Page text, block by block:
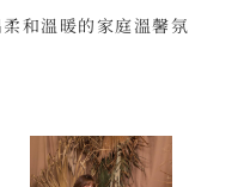
和溫暖的家庭溫馨氛